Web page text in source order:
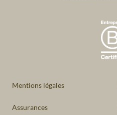
Mentions légales
Assurances